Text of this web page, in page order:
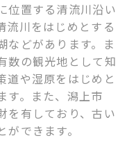
位置する清流川沿い
流川をはじめとする
などがあります。ま
数の観光地として知
道や湿原をはじめと
す。また、潟上市
を有しており、古い
できます。